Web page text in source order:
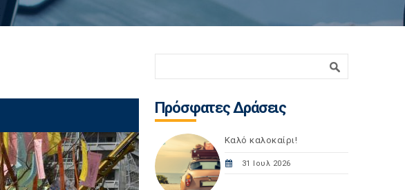
Πρόσφατες Δράσεις
Καλό καλοκαίρι!
31 Ιουλ 2026